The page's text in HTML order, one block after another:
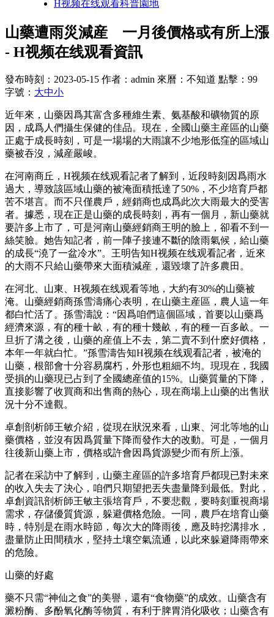
H视频在线观看科普園地
山藥遭雨災減産 一月後價格或有所上漲
- H视频在线观看資訊
發布時刻：2023-05-15 作者：admin 來曆：不知道 點擊：99
字號： 大中小
近年來，山藥因爲其富含多種維生素、氨基酸和礦物質的原
因，成爲人們攝生保健的佳品。現在，全國山藥主産區的山藥
正處于成長時刻，可是一場場的大雨讓不少地形低窪的區域山
藥被吞沒，減産嚴峻。
在河南商丘，H视频在线观看記者了解到，近段時刻因爲雨水
過大，導致該區域山藥的被淹面積抵達了50%，不少培育戶都
苦不堪言。而不只僅農戶，經銷商也成爲此次大雨最大的受害
者。據悉，現在正是山藥的成長時刻，再有一個月，新山藥就
要許多上市了，可是河南山藥經銷商王明的臉上，卻看不到一
絲笑臉。她告知記者，前一陣子接連不斷的陰雨氣候，給山藥
的成長“澆了一盆冷水”。王明告知H视频在线观看記者，近來
的大雨不只給山藥帶來大面積減産，還毀壞了許多農田。
在河北、山東、H视频在线观看等地，大約有30%的山藥被
淹。山藥經銷商孫雪濤痛心表明，在山藥主産區，農人這一年
都白忙活了。孫雪濤說：“因爲咱們這個區域，首要以山藥爲
經濟來源，有的種十畝，有的種十幾畝，有的種一百多畝。一
旦折了溝之後，山藥的産值上不去，第二賣不到什麽好價格，
本年一年就白忙。”孫雪濤告知H视频在线观看記者，被淹的
山藥，根部會十分容易腐朽，外形也粗細不均。現現在，我國
受損的山藥現已占到了全國總産值的15%。山藥質量的下降，
直接影響了收買商和出售商的熱心，現在商場上山藥的出售狀
況十分不達觀。
卓創剖析師王敏介紹，從現在狀況來看，山東、河北等地的山
藥價格，並沒有因爲質量下降而發作大的改動。可是，一個月
往後新山藥上市，價格或許會因爲貨源變少而有所上漲。
記者在采訪中了解到，山藥主産區的許多培育戶都現已對未來
的收入失去了決心，咱們只期望把丟失盡量降到最低。對此，
卓創資訊剖析師王敏主張培育戶，不要悲觀，要時刻重視商場
需求，存儲優質貨源，躲避價格危險。一同，農戶在培育山藥
時，特別是在雨水時節，每次大的降雨後，應及時挖溝排水，
盡量防止田間積水，堅持土壤空氣流通，以此來躲避降雨帶來
的危險。
山藥的好處
藥不只需“神仙之食”的美譽，還有“食物藥”的成效。山藥含有
澱粉酶、多酚氧化酶等物質，有利于脾胃消化吸收；山藥含有